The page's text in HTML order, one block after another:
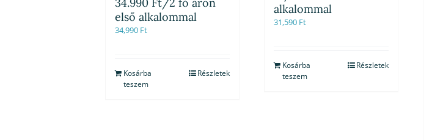
34.990 Ft/2 fő áron
első alkalommal
34,990 Ft
Kosárba
teszem
Részletek
alkalommal
31,590 Ft
Kosárba
teszem
Részletek